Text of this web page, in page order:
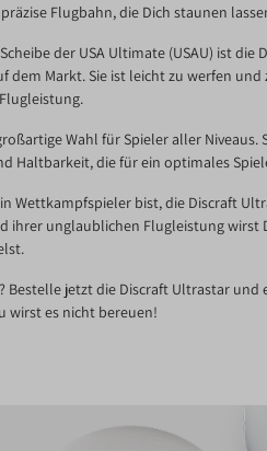
Flugbahn, die Dich staunen
der USA Ultimate (USAU) ist die
dem Markt. Sie ist leicht zu werfen
Wahl für Spieler aller
Haltbarkeit, die für ein optimales
Wettkampfspieler bist, die Discraft
ihrer unglaublichen Flugleistung wirst
Bestelle jetzt die Discraft Ultrastar
wirst es nicht bereuen!